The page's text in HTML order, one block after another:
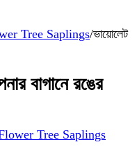
Tree Saplings/ভায়োলেট
বাগানে রঙের
Tree Saplings